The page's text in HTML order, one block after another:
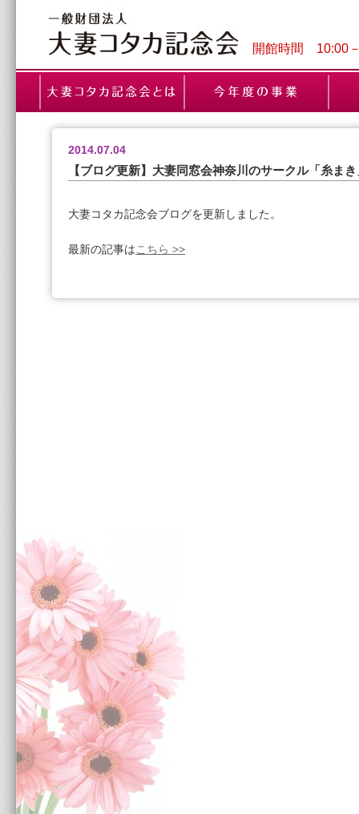
開館時間 10:00
2014.07.04
【ブログ更新】大妻同窓会神奈川のサークル「糸ま
大妻コタカ記念会ブログを更新しました。
最新の記事はこちら >>